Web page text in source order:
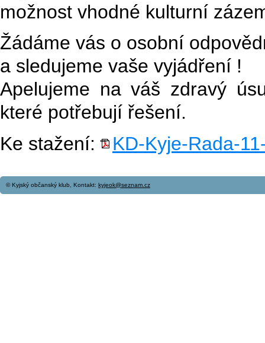
možnost vhodné kulturní
Žádáme vás o osobní
a sledujeme vaše vyjádření !
Apelujeme na váš zdravý
které potřebují řešení.
Ke stažení:
KD-Kyje-Rada-
© Kyjský občanský klub, Kontakt: kyjeok@seznam.cz